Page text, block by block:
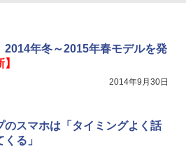
2014年冬～2015年春モデルを発
2014年9月30日
のスマホは「タイミングよく話
る」